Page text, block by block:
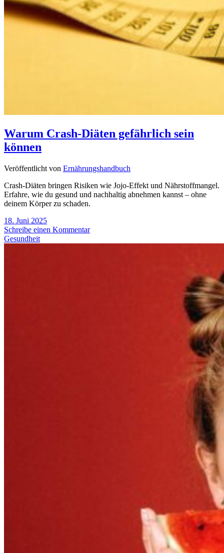
Warum Crash-Diäten gefährlich sein
können
Veröffentlicht von Ernährungshandbuch
Crash-Diäten bringen Risiken wie Jojo-Effekt und Nährstoffmangel.
Erfahre, wie du gesund und nachhaltig abnehmen kannst – ohne
deinem Körper zu schaden.
18. Juni 2025
Schreibe einen Kommentar
Gesundheit